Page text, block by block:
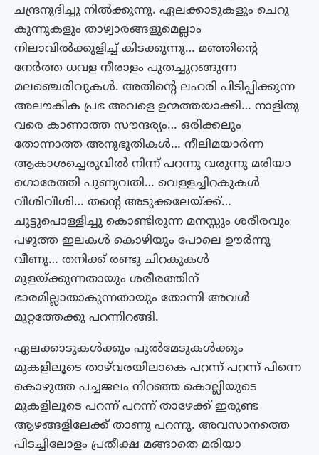
ചന്ദ്രനുദിച്ചു നിൽക്കുന്നു. ഏലക്കാടുകളും ചെറു
കുന്നുകളും താഴ്വാരങ്ങളുമെല്ലാം
നിലാവിൽക്കുളിച്ച് കിടക്കുന്നു… മഞ്ഞിന്റെ
നേർത്ത ധവള നീരാളം പുതച്ചുറങ്ങുന്ന
മലഞ്ചെരിവുകൾ. അതിന്റെ ലഹരി പിടിപ്പിക്കുന്ന
അലൗകിക പ്രഭ അവളെ ഉന്മത്തയാക്കി… നാളിതു
വരെ കാണാത്ത സൗന്ദര്യം… ഒരിക്കലും
തോന്നാത്ത അനുഭൂതികൾ… നീലിമയാർന്ന
ആകാശച്ചെരുവിൽ നിന്ന് പറന്നു വരുന്നു മരിയാ
ഗൊരേത്തി പുണ്യവതി… വെള്ളച്ചിറകുകൾ
വീശിവീശി… തന്റെ അടുക്കലേയ്ക്ക്…
ചുട്ടുപൊള്ളിച്ചു കൊണ്ടിരുന്ന മനസ്സും ശരീരവും
പഴുത്ത ഇലകൾ കൊഴിയും പോലെ ഊർന്നു
വീണു… തനിക്ക് രണ്ടു ചിറകുകൾ
മുളയ്ക്കുന്നതായും ശരീരത്തിന്
ഭാരമില്ലാതാകുന്നതായും തോന്നി അവൾ
മുറ്റത്തേക്കു പറന്നിറങ്ങി.
ഏലക്കാടുകൾക്കും പുൽമേടുകൾക്കും
മുകളിലൂടെ താഴ്‌വരയിലാകെ പറന്ന് പറന്ന് പിന്നെ
കൊഴുത്ത പച്ചജലം നിറഞ്ഞ കൊല്ലിയുടെ
മുകളിലൂടെ പറന്ന് പറന്ന് താഴേക്ക് ഇരുണ്ട
ആഴങ്ങളിലേക്ക് താണു പറന്നു. അവസാനത്തെ
പിടച്ചിലോളം പ്രതീക്ഷ മങ്ങാതെ മരിയാ